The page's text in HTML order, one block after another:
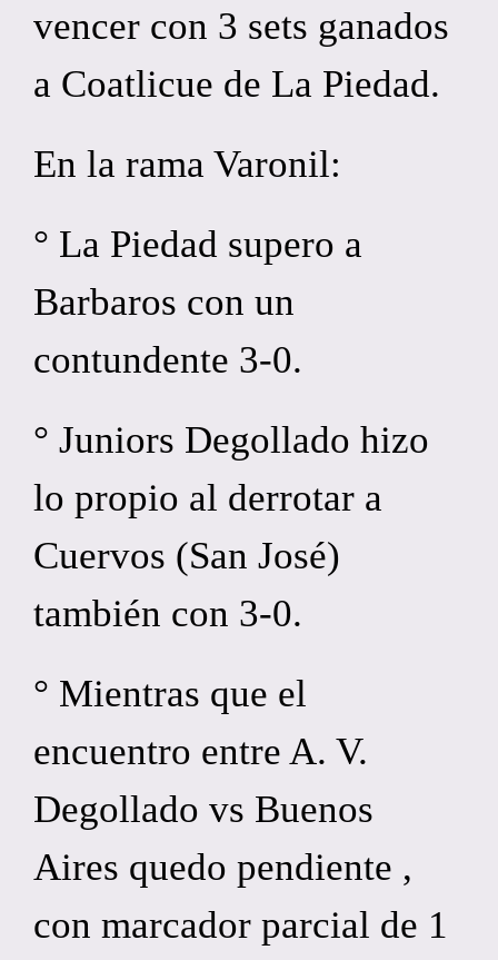
vencer con 3 sets ganados
a Coatlicue de La Piedad.
En la rama Varonil:
° La Piedad supero a
Barbaros con un
contundente 3-0.
° Juniors Degollado hizo
lo propio al derrotar a
Cuervos (San José)
también con 3-0.
° Mientras que el
encuentro entre A. V.
Degollado vs Buenos
Aires quedo pendiente ,
con marcador parcial de 1